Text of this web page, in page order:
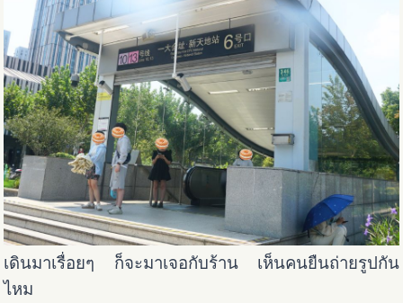
เดินมาเรื่อยๆ ก็จะมาเจอกับร้าน เห็นคนยืนถ่ายรูปกัน
ไหม